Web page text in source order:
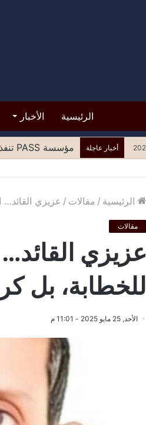
الرئيسية الأخبار
أخبار عاجلة مؤسسة PASS تنفذ الطاولة المستديرة الرابعة لتعزيز المشاركة العادلة للنساء في مسارات السلام وصنع القرار
الرئيسية / مقالات / عزيزي
مقالات
عزيزي
للخطابة، بل
الأحد, 25 مايو 2025 - 11:01 م